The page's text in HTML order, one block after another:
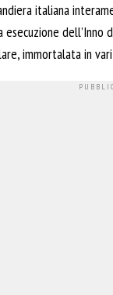
italiana
dell’Inno
immortalata in vari